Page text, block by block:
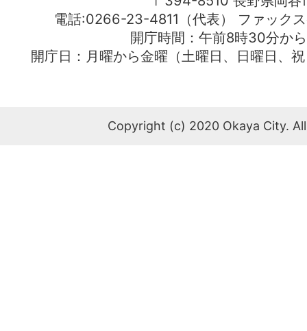
電話:0266-23-4811（代表） ファッ
開庁時間：午前8時30分か
開庁日：月曜から金曜（土曜日、日曜日、
Copyright (c) 2020 Okaya City.